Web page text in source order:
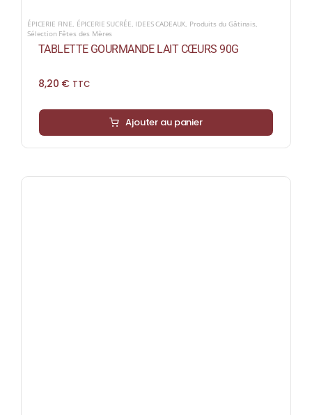
ÉPICERIE FINE ÉPICERIE SUCRÉE IDEES CADEAUX Produits du Gâtinais
Sélection Fêtes des Mères
TABLETTE GOURMANDE LAIT CŒURS 90G
8,20 € TTC
Ajouter au panier